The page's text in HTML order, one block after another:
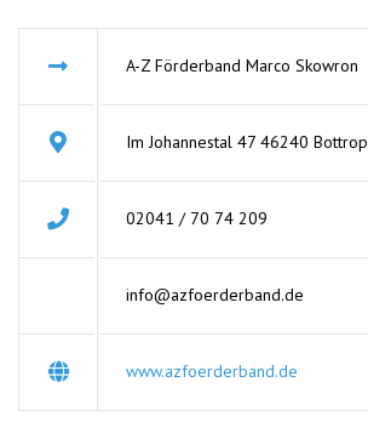
A-Z Förderband Marco Skowron
Im Johannestal 47 46240 Bottrop
02041 / 70 74 209
info@azfoerderband.de
www.azfoerderband.de